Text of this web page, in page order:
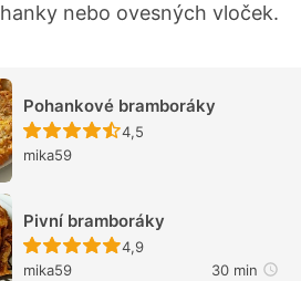
nebo ovesných vloček.
Pohankové bramboráky
Recept ještě nebyl
4,5
mika59
Pivní bramboráky
Recept ještě nebyl
4,9
mika59
30 min